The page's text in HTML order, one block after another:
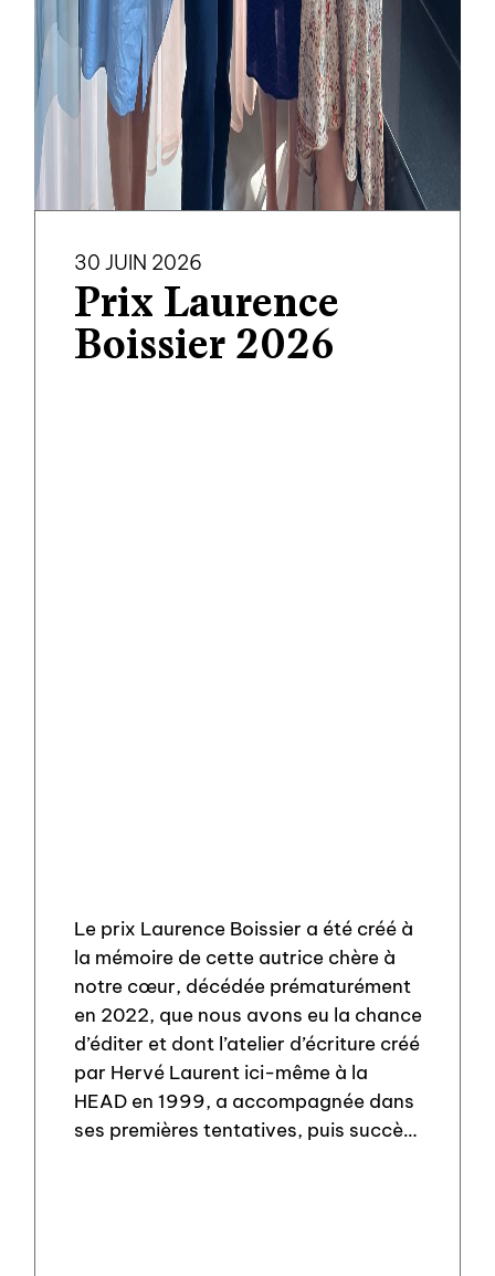
30 JUIN 2026
Prix Laurence
Boissier 2026
Le prix Laurence Boissier a été créé à
la mémoire de cette autrice chère à
notre cœur, décédée prématurément
en 2022, que nous avons eu la chance
d’éditer et dont l’atelier d’écriture créé
par Hervé Laurent ici-même à la
HEAD en 1999, a accompagnée dans
ses premières tentatives, puis succès